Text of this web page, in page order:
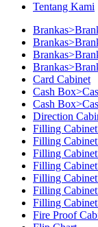
Tentang Kami
Card Cabinet
Cash
Cash
Direction
Filling
Filling
Filling
Filling
Filling
Filling
Filling
Fire Proof